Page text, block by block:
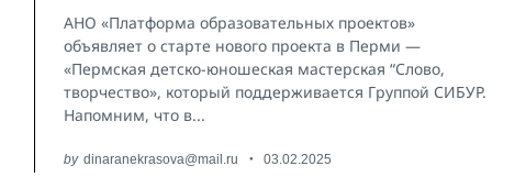
АНО «Платформа образовательных проектов»
объявляет о старте нового проекта в Перми —
«Пермская детско-юношеская мастерская “Слово,
творчество», который поддерживается Группой СИБУР.
Напомним, что в...
by dinaranekrasova@mail.ru 03.02.2025